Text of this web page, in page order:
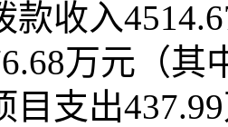
款收入
万元（其
目支出